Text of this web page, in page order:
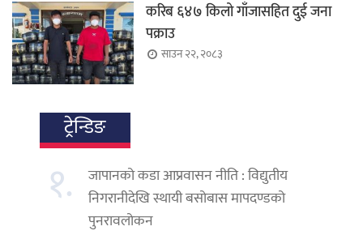
करिब ६४७ किलो गाँजासहित दुई जना
पक्राउ
साउन २२, २०८३
ट्रेन्डिङ
१.
जापानको कडा आप्रवासन नीति : विद्युतीय
निगरानीदेखि स्थायी बसोबास मापदण्डको
पुनरावलोकन